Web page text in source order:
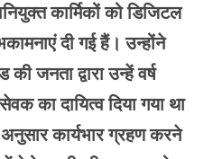
कार्मिकों को डिजिटल
दी गई हैं। उन्होंने
जनता द्वारा उन्हें वर्ष
का दायित्व दिया गया था
कार्यभार ग्रहण करने